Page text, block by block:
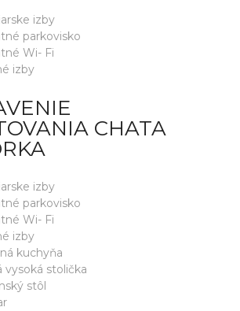
izby
parkovisko
Wi- Fi
izby
CHATA
izby
parkovisko
Wi- Fi
izby
kuchyňa
vysoká stolička
stôl